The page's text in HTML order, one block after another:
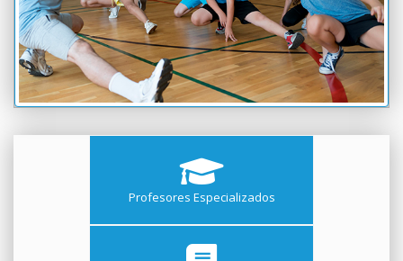
Profesores Especializados